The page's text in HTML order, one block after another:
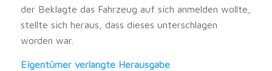
der Beklagte das Fahrzeug auf sich anmelden wollte,
stellte sich heraus, dass dieses unterschlagen
worden war.
Eigentümer verlangte Herausgabe